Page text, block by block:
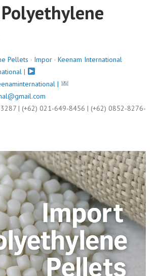
Pellets · Impor · Keenam International
|
|
| (+62) 021-649-8456 | (+62) 0852-8276-